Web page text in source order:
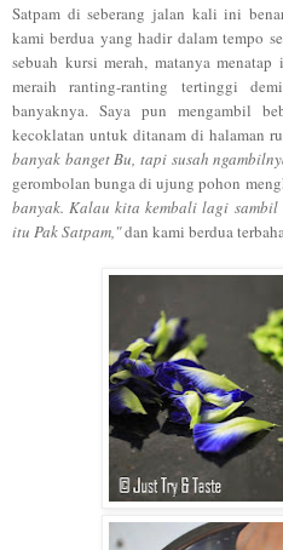
Satpam di seberang jalan kali ini
kami berdua yang hadir dalam tempo
sebuah kursi merah, matanya
meraih ranting-ranting tertinggi
banyaknya. Saya pun mengambil
kecoklatan untuk ditanam di halaman
banyak banget Bu, tapi susah
gerombolan bunga di ujung pohon
banyak. Kalau kita kembali lagi sambil
itu Pak Satpam,"dan kami berdua